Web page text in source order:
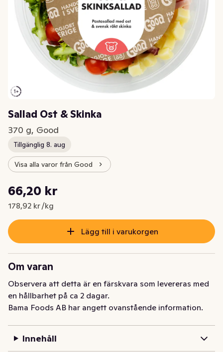
Sallad Ost & Skinka
370 g, Good
Tillgänglig 8. aug
Visa alla varor från Good
Nuvarande pris är: 66,20 kr
66,20 kr
178,92 kr /kg
Styckpris: 178,92 kr /kg
Lägg till i varukorgen
Om varan
Observera att detta är en färskvara som levereras med
en hållbarhet på ca 2 dagar.
Bama Foods AB har angett ovanstående information.
Innehåll